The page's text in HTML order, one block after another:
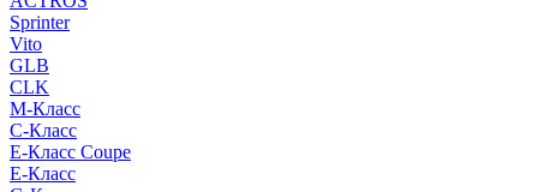
Sprinter
Vito
GLB
CLK
M-Класс
C-Класс
E-Класс Coupe
E-Класс